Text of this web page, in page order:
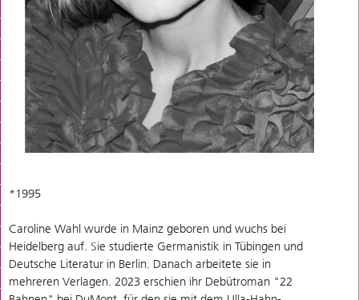
*1995
Caroline Wahl wurde in Mainz geboren und wuchs bei
Heidelberg auf. Sie studierte Germanistik in Tübingen und
Deutsche Literatur in Berlin. Danach arbeitete sie in
mehreren Verlagen. 2023 erschien ihr Debütroman "22